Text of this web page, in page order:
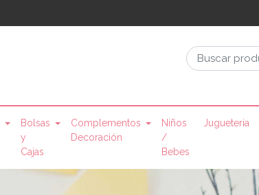
Bolsas
y
Cajas
Complementos
Decoración
Niños
/
Bebes
Jugueteria